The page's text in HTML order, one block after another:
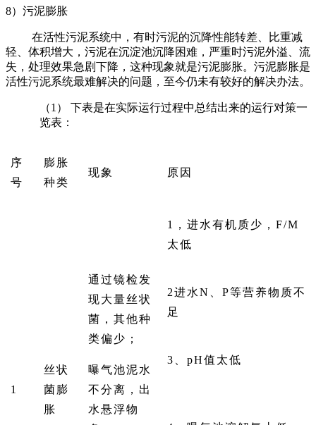
8）污泥膨胀
在活性污泥系统中，有时污泥的沉降性能转差、比重减
轻、体积增大，污泥在沉淀池沉降困难，严重时污泥外溢、流
失，处理效果急剧下降，这种现象就是污泥膨胀。污泥膨胀是
活性污泥系统最难解决的问题，至今仍未有较好的解决办法。
（1） 下表是在实际运行过程中总结出来的运行对策一
览表：
序
号
膨胀
种类
现象 原因
1
丝状
菌膨
胀
通过镜检发
现大量丝状
菌，其他种
类偏少；
曝气池泥水
不分离，出
水悬浮物
1，进水有机质少，F/M
太低
2进水N、P等营养物质不
足
3、pH值太低